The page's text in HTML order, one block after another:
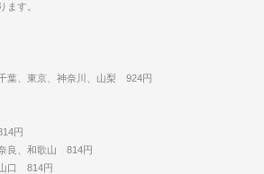
ます。
葉、東京、神奈川、山梨 924円
円
良、和歌山 814円
口 814円